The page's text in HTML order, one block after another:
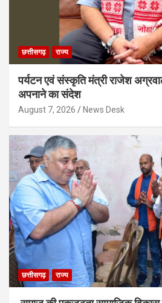
छत्तीसगढ़ राज्य
पर्यटन एवं संस्कृति मंत्री राजेश
अपनाने का संदेश
August 7, 2026 News Desk
छत्तीसगढ़ राज्य